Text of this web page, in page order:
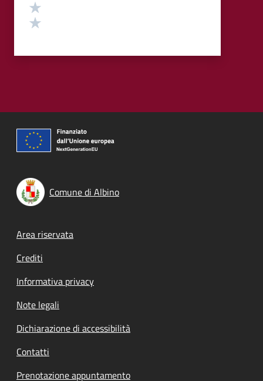
Comune di Albino
Footer menu
Area riservata
Crediti
Informativa privacy
Note legali
Dichiarazione di accessibilità
Contatti
Prenotazione appuntamento